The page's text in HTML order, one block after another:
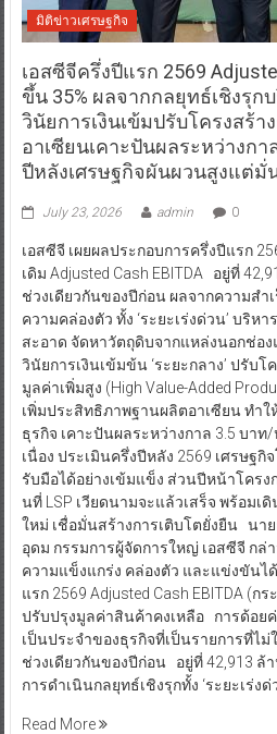
มิติข่าวเศรษฐกิจ
เอสซีจีครึ่งปีแรก 2569
ขึ้น 35% ผลจากกลยุทธ์เชิงรุ
วินัยการเงินเข้มปรับโครงสร้
อาเซียนเคาะปันผลระหว่างก
ปีหลังเศรษฐกิจผันผวนสูงแต่มั่
July 23, 2026 admin 0
เอสซีจี เผยผลประกอบการครึ่งปีแรก
เดิม Adjusted Cash EBITDA อยู่ที่
ช่วงเดียวกันของปีก่อน ผลจากความสำ
ความคล่องตัว ทั้ง ‘ระยะเร่งด่วน’ บริห
สะอาด จัดหาวัตถุดิบจากแหล่งนอกช่อ
วินัยการเงินเข้มข้น ‘ระยะกลาง’ ปรับ
มูลค่าเพิ่มสูง (High Value-Added
เพิ่มประสิทธิภาพฐานผลิตอาเซียน ทำ
ธุรกิจ เคาะปันผลระหว่างกาล 3.5 บา
เนื่อง ประเมินครึ่งปีหลัง 2569 เศรษฐ
รับมือได้อย่างเข้มแข็ง ส่วนปีหน้าโครง
นที่ LSP เวียดนามจะแล้วเสร็จ พร้อม
ใหม่ เชื่อมั่นสร้างการเติบโตยั่งยืน นา
อุดม กรรมการผู้จัดการใหญ่ เอสซีจี กล่
ความแข็งแกร่ง คล่องตัว และแข่งขันไ
แรก 2569 Adjusted Cash EBITDA (ก
ปรับปรุงมูลค่าสินค้าคงเหลือ การด้อย
เป็นประจำของธุรกิจที่เป็นรายการที่ไม่
ช่วงเดียวกันของปีก่อน อยู่ที่ 42,913 ล้
การดำเนินกลยุทธ์เชิงรุกทั้ง ‘ระยะเร่งด่
Read More